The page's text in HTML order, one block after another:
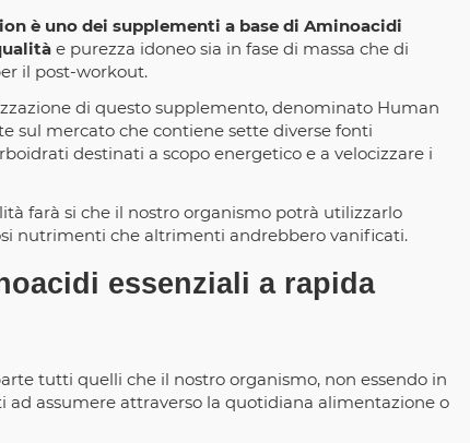
è uno dei supplementi a base di Aminoacidi
e purezza idoneo sia in fase di massa che di
il post-workout.
di questo supplemento, denominato Human
sul mercato che contiene sette diverse fonti
destinati a scopo energetico e a velocizzare i
farà si che il nostro organismo potrà utilizzarlo
nutrimenti che altrimenti andrebbero vanificati.
essenziali a rapida
tutti quelli che il nostro organismo, non essendo in
assumere attraverso la quotidiana alimentazione o